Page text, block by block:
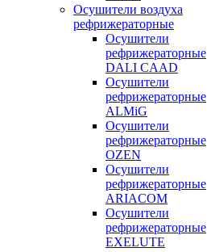
Осушители воздуха
рефрижераторные
Осушители
рефрижераторные
DALI CAAD
Осушители
рефрижераторные
ALMiG
Осушители
рефрижераторные
OZEN
Осушители
рефрижераторные
ARIACOM
Осушители
рефрижераторные
EXELUTE